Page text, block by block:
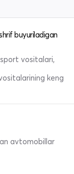
buyuriladigan
vositalari,
keng
avtomobillar